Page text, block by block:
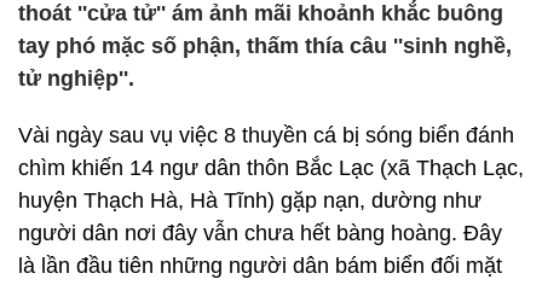
thoát ''cửa tử'' ám ảnh mãi khoảnh khắc buông
tay phó mặc số phận, thấm thía câu ''sinh nghề,
tử nghiệp''.
Vài ngày sau vụ việc 8 thuyền cá bị sóng biển đánh
chìm khiến 14 ngư dân thôn Bắc Lạc (xã Thạch Lạc,
huyện Thạch Hà, Hà Tĩnh) gặp nạn, dường như
người dân nơi đây vẫn chưa hết bàng hoàng. Đây
là lần đầu tiên những người dân bám biển đối mặt